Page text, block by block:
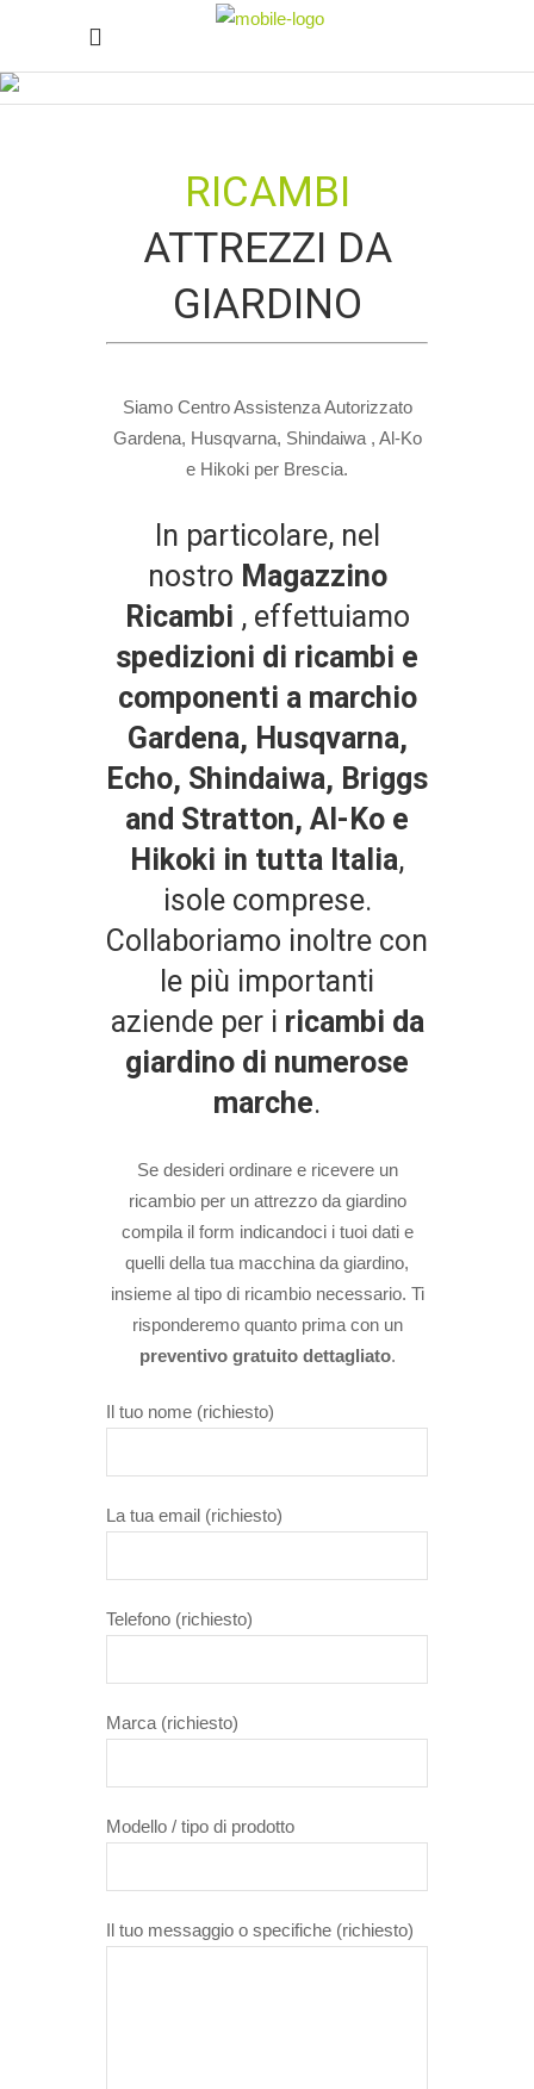
RICAMBI
ATTREZZI DA
GIARDINO
Siamo Centro Assistenza Autorizzato
Gardena, Husqvarna, Shindaiwa , Al-Ko
e Hikoki per Brescia.
In particolare, nel
nostro Magazzino
Ricambi , effettuiamo
spedizioni di ricambi e
componenti a marchio
Gardena, Husqvarna,
Echo, Shindaiwa, Briggs
and Stratton, Al-Ko e
Hikoki in tutta Italia,
isole comprese.
Collaboriamo inoltre con
le più importanti
aziende per i ricambi da
giardino di numerose
marche.
Se desideri ordinare e ricevere un
ricambio per un attrezzo da giardino
compila il form indicandoci i tuoi dati e
quelli della tua macchina da giardino,
insieme al tipo di ricambio necessario. Ti
risponderemo quanto prima con un
preventivo gratuito dettagliato.
Il tuo nome (richiesto)
La tua email (richiesto)
Telefono (richiesto)
Marca (richiesto)
Modello / tipo di prodotto
Il tuo messaggio o specifiche (richiesto)